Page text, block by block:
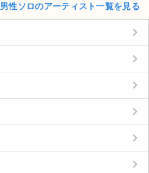
男性ソロのアーティスト一覧を見る
keyboard_arrow_right
keyboard_arrow_right
keyboard_arrow_right
keyboard_arrow_right
keyboard_arrow_right
keyboard_arrow_right